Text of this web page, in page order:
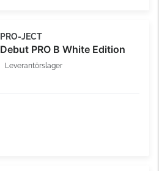
PRO-JECT
Debut PRO B White Edition
Leverantörslager